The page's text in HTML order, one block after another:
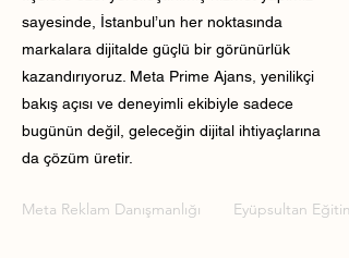
sayesinde, İstanbul’un her noktasında
markalara dijitalde güçlü bir görünürlük
kazandırıyoruz. Meta Prime Ajans, yenilikçi
bakış açısı ve deneyimli ekibiyle sadece
bugünün değil, geleceğin dijital ihtiyaçlarına
da çözüm üretir.
Meta Reklam Danışmanlığı Eyüpsultan